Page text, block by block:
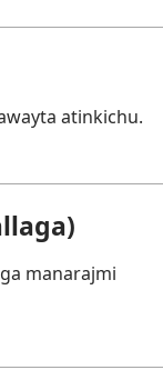
atinkichu.
manarajmi